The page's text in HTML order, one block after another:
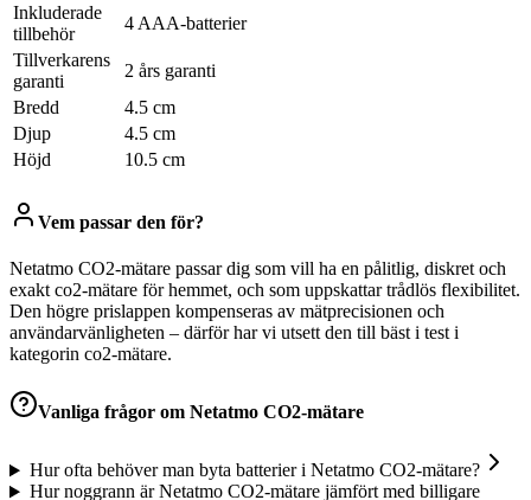
Inkluderade
tillbehör
4 AAA-batterier
Tillverkarens
garanti
2 års garanti
Bredd
4.5 cm
Djup
4.5 cm
Höjd
10.5 cm
Vem passar den för?
Netatmo CO2-mätare passar dig som vill ha en pålitlig, diskret och
exakt co2-mätare för hemmet, och som uppskattar trådlös flexibilitet.
Den högre prislappen kompenseras av mätprecisionen och
användarvänligheten – därför har vi utsett den till bäst i test i
kategorin co2-mätare.
Vanliga frågor om Netatmo CO2-mätare
Hur ofta behöver man byta batterier i Netatmo CO2-mätare?
Hur noggrann är Netatmo CO2-mätare jämfört med billigare